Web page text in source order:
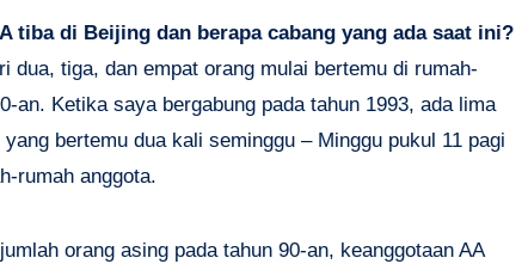
tiba di Beijing dan berapa cabang yang ada saat ini?
dua, tiga, dan empat orang mulai bertemu di rumah-
an. Ketika saya bergabung pada tahun 1993, ada lima
bertemu dua kali seminggu – Minggu pukul 11 ​​pagi
rumah anggota.
orang asing pada tahun 90-an, keanggotaan AA